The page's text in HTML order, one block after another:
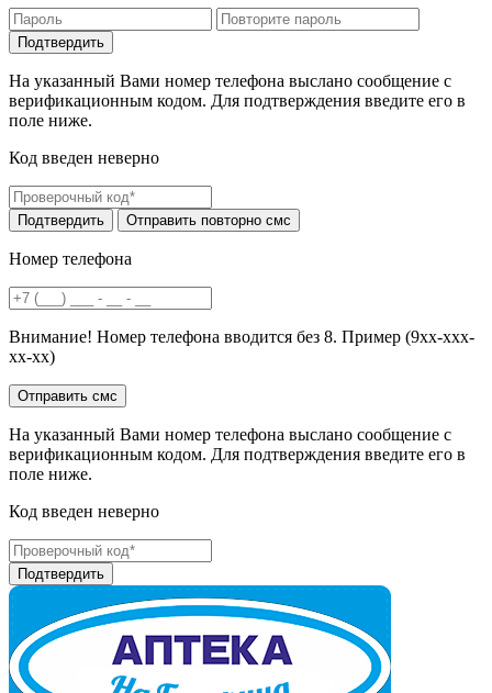
На указанный Вами номер телефона выслано сообщение с
верификационным кодом. Для подтверждения введите его в
поле ниже.
Код введен неверно
Номер телефона
Внимание! Номер телефона вводится без 8. Пример (9хх-ххх-
хх-хх)
На указанный Вами номер телефона выслано сообщение с
верификационным кодом. Для подтверждения введите его в
поле ниже.
Код введен неверно